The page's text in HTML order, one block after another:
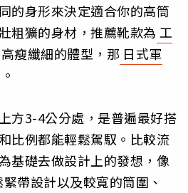
的身形來決定適合你的高筒
粗獷的身材，推薦靴款為 工
瘦纖細的體型，那 日式軍
方3-4公分處，是普遍最好搭
比例都能輕鬆駕馭。比較流
基礎去做設計上的發想，像
帶設計以及較寬的筒圍、